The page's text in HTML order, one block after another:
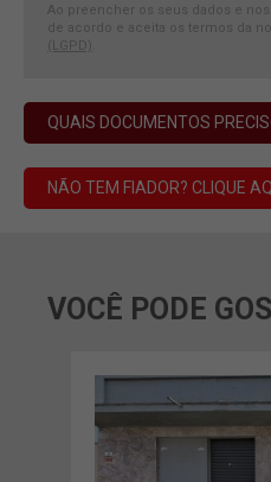
Ao preencher os seus dados e
de acordo e aceita os termos da
(LGPD)
QUAIS DOCUMENTOS
NÃO TEM FIADOR? CLIQUE
VOCÊ PODE